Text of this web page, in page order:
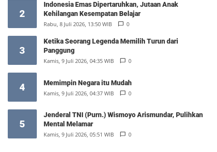
2
Indonesia Emas Dipertaruhkan, Jutaan Anak
Kehilangan Kesempatan Belajar
Rabu, 8 Juli 2026, 13:50 WIB 0
3
Ketika Seorang Legenda Memilih Turun dari
Panggung
Kamis, 9 Juli 2026, 04:35 WIB 0
4 Memimpin Negara itu Mudah
Kamis, 9 Juli 2026, 04:37 WIB 0
5
Jenderal TNI (Purn.) Wismoyo Arismundar, Pulihkan
Mental Melamar
Kamis, 9 Juli 2026, 05:51 WIB 0